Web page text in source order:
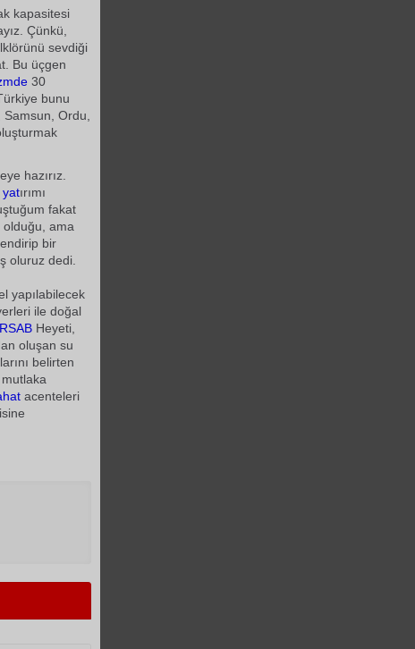
kapasitesi
Çünkü,
sevdiği
Bu üçgen
30
bunu
Ordu,
hazırız.
yatırımı
fakat
olduğu, ama
bir
dedi.
yapılabilecek
ile doğal
Heyeti,
oluşan su
belirten
acenteleri